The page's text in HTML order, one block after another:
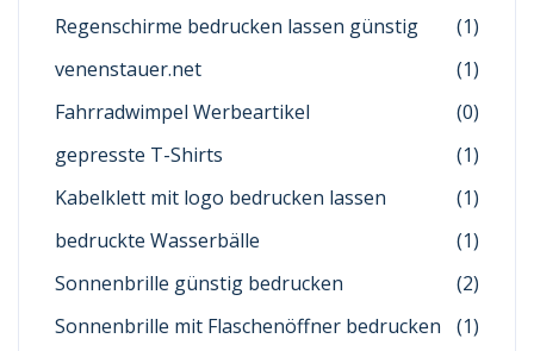
Regenschirme bedrucken lassen günstig
(1)
venenstauer.net
(1)
Fahrradwimpel Werbeartikel
(0)
gepresste T-Shirts
(1)
Kabelklett mit logo bedrucken lassen
(1)
bedruckte Wasserbälle
(1)
Sonnenbrille günstig bedrucken
(2)
Sonnenbrille mit Flaschenöffner bedrucken
(1)